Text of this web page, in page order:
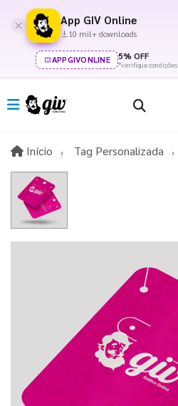
App GIV Online
10 mil+ downloads
APPGIVONLINE 5% OFF
*verifique condições
Início InícioTag Personalizada